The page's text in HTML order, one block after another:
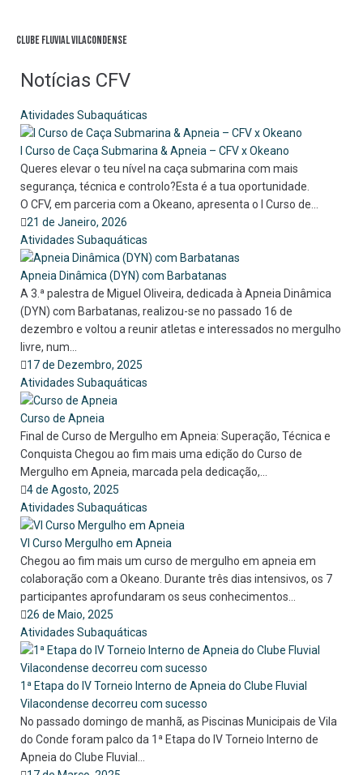
Clube Fluvial Vilacondense
Notícias CFV
Atividades Subaquáticas
I Curso de Caça Submarina & Apneia – CFV x Okeano
Queres elevar o teu nível na caça submarina com mais
segurança, técnica e controlo?Esta é a tua oportunidade.
O CFV, em parceria com a Okeano, apresenta o I Curso de...
21 de Janeiro, 2026
Atividades Subaquáticas
Apneia Dinâmica (DYN) com Barbatanas
A 3.ª palestra de Miguel Oliveira, dedicada à Apneia Dinâmica
(DYN) com Barbatanas, realizou-se no passado 16 de
dezembro e voltou a reunir atletas e interessados no mergulho
livre, num...
17 de Dezembro, 2025
Atividades Subaquáticas
Curso de Apneia
Final de Curso de Mergulho em Apneia: Superação, Técnica e
Conquista Chegou ao fim mais uma edição do Curso de
Mergulho em Apneia, marcada pela dedicação,...
4 de Agosto, 2025
Atividades Subaquáticas
VI Curso Mergulho em Apneia
Chegou ao fim mais um curso de mergulho em apneia em
colaboração com a Okeano. Durante três dias intensivos, os 7
participantes aprofundaram os seus conhecimentos...
26 de Maio, 2025
Atividades Subaquáticas
1ª Etapa do IV Torneio Interno de Apneia do Clube Fluvial
Vilacondense decorreu com sucesso
No passado domingo de manhã, as Piscinas Municipais de Vila
do Conde foram palco da 1ª Etapa do IV Torneio Interno de
Apneia do Clube Fluvial...